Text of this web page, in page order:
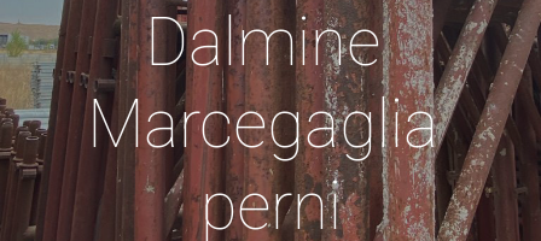
Dalmine
Marcegaglia
perni